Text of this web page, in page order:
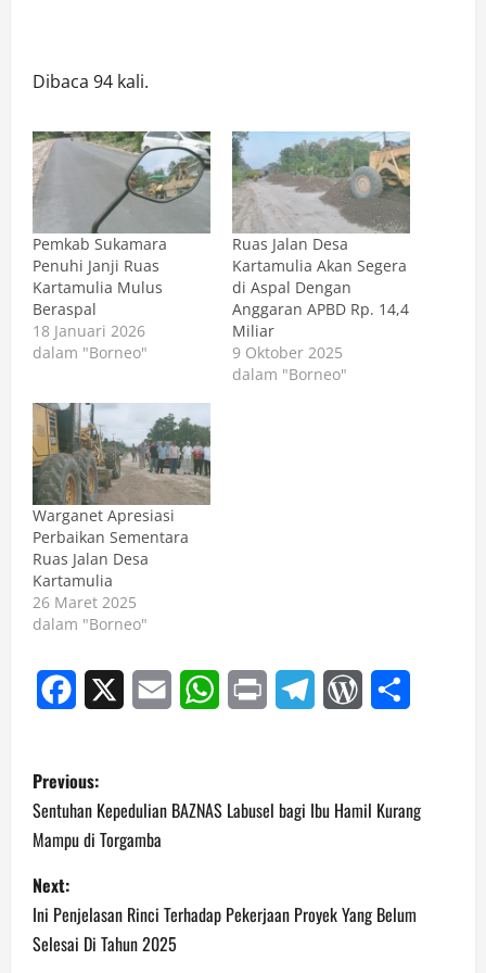
Dibaca 94 kali.
Pemkab Sukamara
Penuhi Janji Ruas
Kartamulia Mulus
Beraspal
18 Januari 2026
dalam "Borneo"
Ruas Jalan Desa
Kartamulia Akan Segera
di Aspal Dengan
Anggaran APBD Rp. 14,4
Miliar
9 Oktober 2025
dalam "Borneo"
Warganet Apresiasi
Perbaikan Sementara
Ruas Jalan Desa
Kartamulia
26 Maret 2025
dalam "Borneo"
Facebook Email WhatsApp
Print TelegramWordPress
P
o
s
t
n
Previous:
Sentuhan Kepedulian BAZNAS Labusel bagi Ibu Hamil Kurang
Mampu di Torgamba
Next:
Ini Penjelasan Rinci Terhadap Pekerjaan Proyek Yang Belum
Selesai Di Tahun 2025